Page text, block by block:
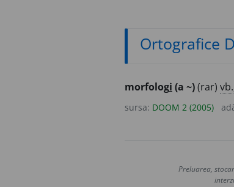
Ortografice
morfologi (a ~)(rar) vb.
sursa: DOOM 2 (2005)
Preluarea,